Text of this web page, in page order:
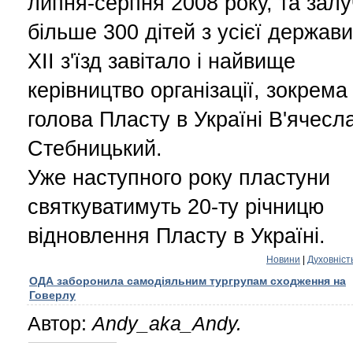
більше 300 дітей з усієї
XII з'їзд завітало і найвище
керівництво організації, зокрема
голова Пласту в Україні
Стебницький.
Уже наступного року пластуни
святкуватимуть 20-ту річницю
відновлення Пласту в Україні.
Новини
ОДА заборонила самодіяльним тургрупам сходження на
Говерлу
Автор:Andy_aka_Andy.